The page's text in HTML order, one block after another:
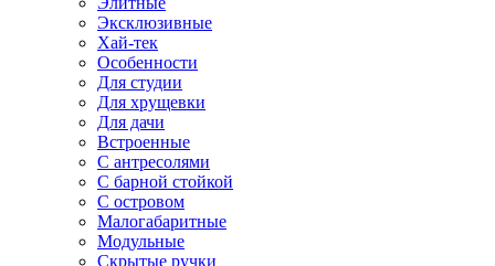
Эксклюзивные
Хай-тек
Особенности
Для студии
Для хрущевки
Для дачи
Встроенные
С антресолями
С барной стойкой
С островом
Малогабаритные
Модульные
Скрытые ручки